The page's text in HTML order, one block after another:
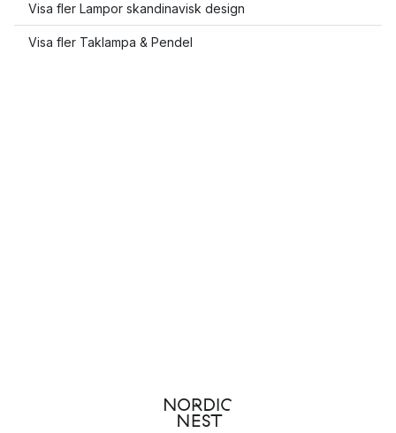
Visa fler Lampor skandinavisk design
Visa fler Taklampa & Pendel